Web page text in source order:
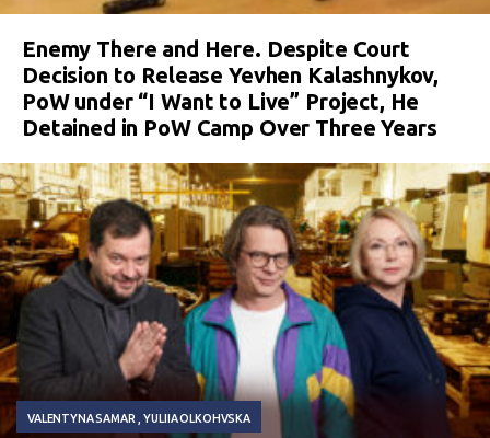
Enemy There and Here. Despite Court
Decision to Release Yevhen Kalashnykov,
PoW under “I Want to Live” Project, He
Detained in PoW Camp Over Three Years
VALENTYNA SAMAR YULIIA OLKOHVSKA